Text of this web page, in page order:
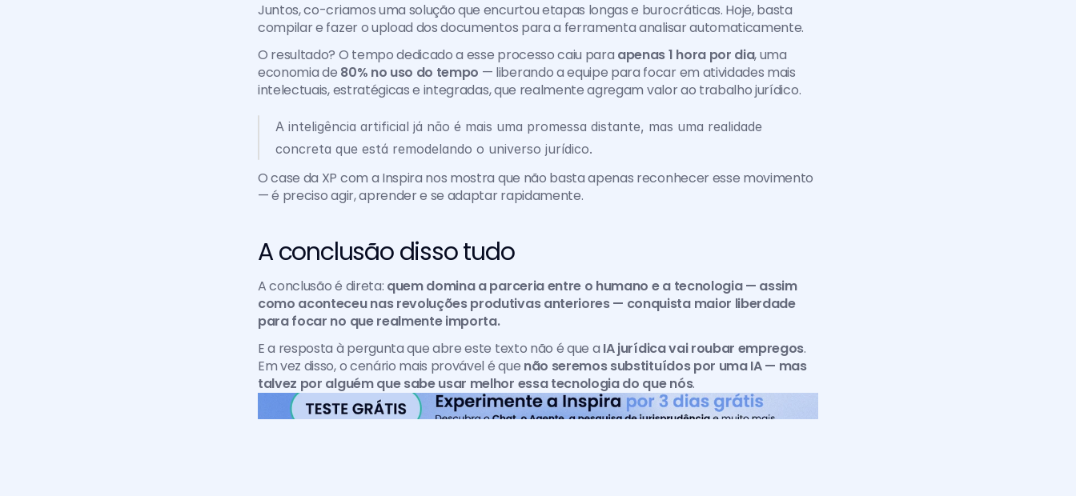
Juntos, co-criamos uma solução que encurtou etapas longas e burocráticas. Hoje, basta
compilar e fazer o upload dos documentos para a ferramenta analisar automaticamente.
O resultado? O tempo dedicado a esse processo caiu para apenas 1 hora por dia, uma
economia de 80% no uso do tempo — liberando a equipe para focar em atividades mais
intelectuais, estratégicas e integradas, que realmente agregam valor ao trabalho jurídico.
A inteligência artificial já não é mais uma promessa distante, mas uma realidade
concreta que está remodelando o universo jurídico.
O case da XP com a Inspira nos mostra que não basta apenas reconhecer esse movimento
— é preciso agir, aprender e se adaptar rapidamente.
A conclusão disso tudo
A conclusão é direta: quem domina a parceria entre o humano e a tecnologia — assim
como aconteceu nas revoluções produtivas anteriores — conquista maior liberdade
para focar no que realmente importa.
E a resposta à pergunta que abre este texto não é que a IA jurídica vai roubar empregos.
Em vez disso, o cenário mais provável é que não seremos substituídos por uma IA — mas
talvez por alguém que sabe usar melhor essa tecnologia do que nós.